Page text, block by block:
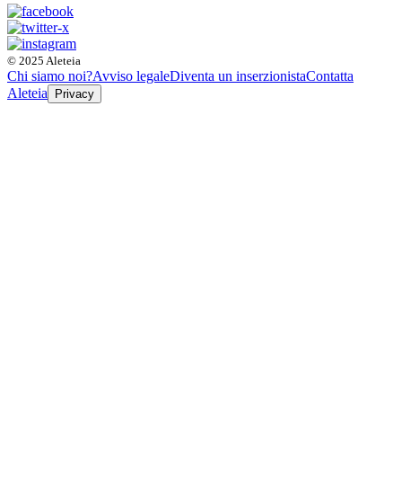
© 2025 Aleteia
Chi siamo noi?Avviso legaleDiventa un inserzionistaContatta
Aleteia
Privacy